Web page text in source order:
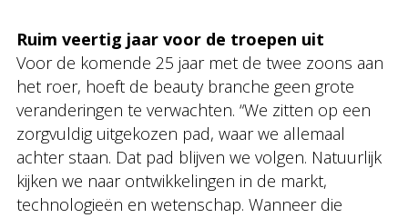
Ruim veertig jaar voor de troepen uit
Voor de komende 25 jaar met de twee zoons aan
het roer, hoeft de beauty branche geen grote
veranderingen te verwachten. “We zitten op een
zorgvuldig uitgekozen pad, waar we allemaal
achter staan. Dat pad blijven we volgen. Natuurlijk
kijken we naar ontwikkelingen in de markt,
technologieën en wetenschap. Wanneer die